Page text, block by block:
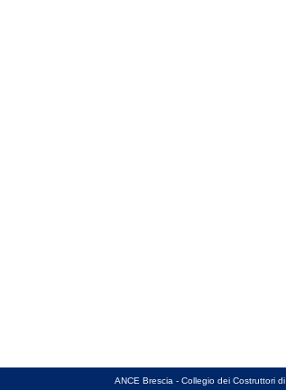
ANCE Brescia - Collegio dei Costruttori